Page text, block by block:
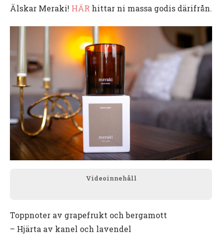
Älskar Meraki! HÄR hittar ni massa godis därifrån.
Videoinnehåll
Toppnoter av grapefrukt och bergamott
– Hjärta av kanel och lavendel